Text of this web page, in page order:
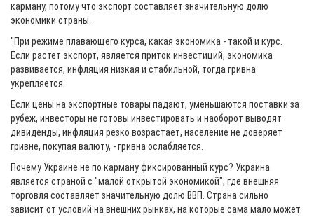
карману, потому что экспорт составляет значительную долю
экономики страны.
"При режиме плавающего курса, какая экономика - такой и курс.
Если растет экспорт, является приток инвестиций, экономика
развивается, инфляция низкая и стабильной, тогда гривна
укрепляется.
Если цены на экспортные товары падают, уменьшаются поставки за
рубеж, инвесторы не готовы инвестировать и наоборот выводят
дивиденды, инфляция резко возрастает, население не доверяет
гривне, покупая валюту, - гривна ослабляется.
Почему Украине не по карману фиксированный курс? Украина
является страной с "малой открытой экономикой", где внешняя
торговля составляет значительную долю ВВП. Страна сильно
зависит от условий на внешних рынках, на которые сама мало может